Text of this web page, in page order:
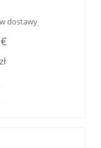
dostawy